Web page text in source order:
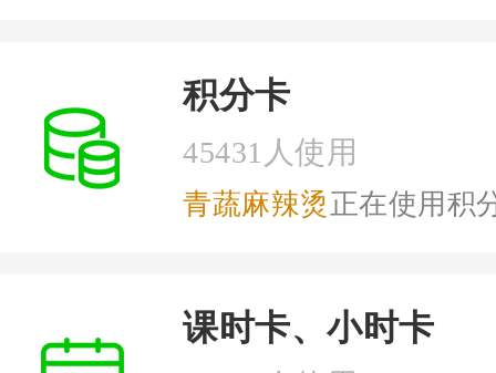
餐饮会员营销问
积分卡
45431人使用
青蔬麻辣烫正在使用积
课时卡、小时卡